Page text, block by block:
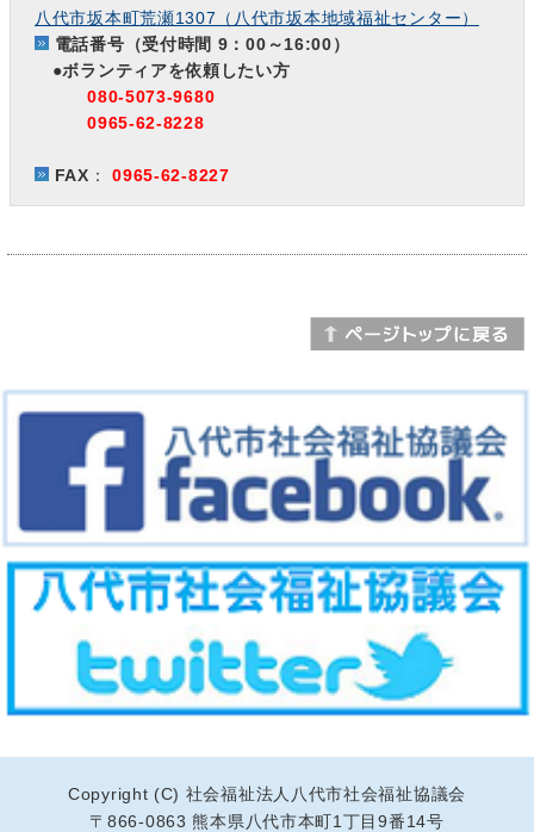
2020.09.17連休中の災害支援のボランティア車両証明書につい
2020.09.17【重要なお知らせ】ボランティアの皆様へ
2020.09.139/14（月）9/15（火）のボランティアの募集につ
9/13（日）の活動について‼
2020.09.129/12（土）災害ボランティアセンター活動報告‼
2020.09.11坂本住民自治協議会③（中谷地区）
9/12（土）の活動について‼
2020.09.119/11（金）災害ボランティアセンター活動報告‼
2020.09.109/11（金）の活動について‼
2020.09.109/10（木）災害ボランティアセンター活動報告‼
2020.09.09坂本住民自治協議会②（中津道地区）
2020.09.09臼杵市社協さま「応援フラッグ」ありがとうござい
ました！！！
八代市坂本町荒瀬1307（八代市坂本地域福祉センター）
電話番号（受付時間 9：00～16:00）
●ボランティアを依頼したい方
080-5073-9680
0965-62-8228
FAX ： 0965-62-8227
Copyright (C) 社会福祉法人八代市社会福祉協議会
〒866-0863 熊本県八代市本町1丁目9番14号